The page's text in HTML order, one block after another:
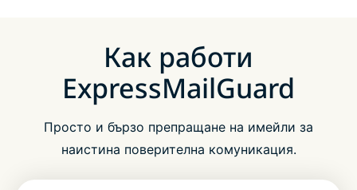
Как работи
ExpressMailGuard
Просто и бързо препращане на имейли за
наистина поверителна комуникация.